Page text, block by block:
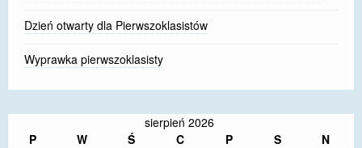
Dzień otwarty dla Pierwszoklasistów
Wyprawka pierwszoklasisty
sierpień 2026
P
W Ś C P S
N